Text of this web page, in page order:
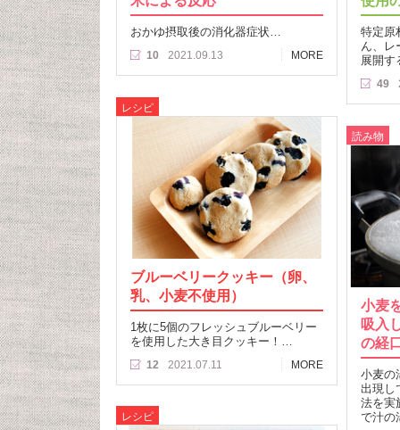
特定原
ん、レ
展開
49
おかゆ摂取後の消化器症状…
10 2021.09.13 MORE
レシピ
ブルーベリークッキー（卵、
乳、小麦不使用）
1枚に5個のフレッシュブルーベリー
を使用した大き目クッキー！…
12 2021.07.11 MORE
読み物
小麦
吸入
の経
小麦の
出現し
法を実
で汁の
レシピ